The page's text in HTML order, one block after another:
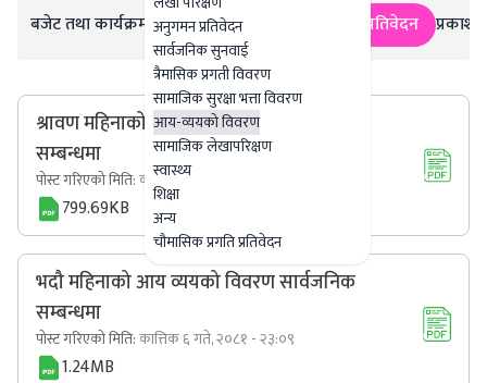
अनुगमन प्रतिवेदन
सार्वजनिक सुनवाई
त्रैमासिक प्रगती विवरण
सामाजिक सुरक्षा भत्ता विवरण
आय-व्ययको विवरण
सामाजिक लेखापरिक्षण
स्वास्थ्य
शिक्षा
अन्य
चौमासिक प्रगति प्रतिवेदन
बजेट तथा कार्यक्रम सार्वजनिक खरिद/बोलपत्र सूचना प्रतिवेदन प्रकाशन
श्रावण महिनाको आय व्ययको विवरण सार्वजनिक
सम्बन्धमा
पोस्ट गरिएको मिति:कात्तिक ६ गते, २०८१ - २३:११
799.69KB
भदौ महिनाको आय व्ययको विवरण सार्वजनिक
सम्बन्धमा
पोस्ट गरिएको मिति:कात्तिक ६ गते, २०८१ - २३:०९
1.24MB